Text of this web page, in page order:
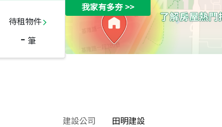
待租物件
- 筆
我家有多夯>>
建設公司
田明建設